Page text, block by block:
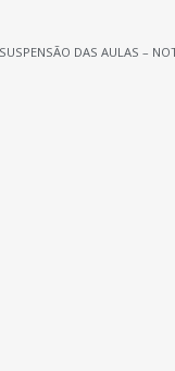
SUSPENSÃO DAS AULAS –